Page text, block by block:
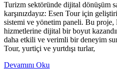
Turizm sektöründe dijital dönüşüm
karşınızdayız: Esen Tour için
sistemi ve yönetim paneli. Bu proje,
hizmetlerine dijital bir boyut
daha etkili ve verimli bir deneyim
Tour, yurtiçi ve yurtdışı turlar,
Devamını Oku